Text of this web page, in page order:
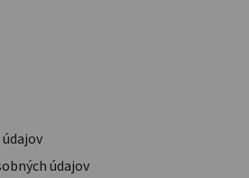
údajov